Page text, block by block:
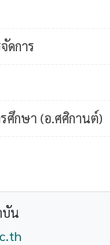
ดการ
ศึกษา (อ.ศศิกานต์)
บัน